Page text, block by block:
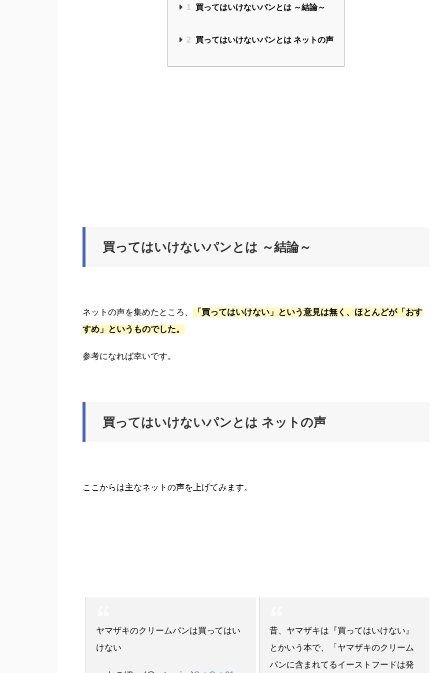
1 買ってはいけないパンとは ～結論～
2 買ってはいけないパンとは ネットの声
買ってはいけないパンとは ～結論～
ネットの声を集めたところ、 「買ってはいけない」
という意見は無く、ほとんどが「おす
すめ」というものでした。
参考になれば幸いです。
買ってはいけないパンとは ネットの声
ここからは主なネットの声を上げてみます。
ヤマザキのクリームパンは買ってはい
けない
昔、ヤマザキは『買ってはいけない』
とかいう本で、「ヤマザキのクリーム
パンに含まれてるイーストフードは発